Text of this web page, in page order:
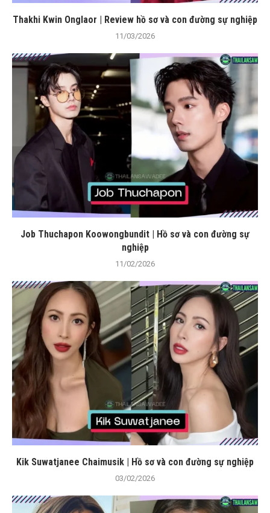
Thakhi Kwin Onglaor | Review hồ sơ và con đường sự nghiệp
11/03/2026
Job Thuchapon Koowongbundit | Hồ sơ và con đường sự
nghiệp
11/02/2026
Kik Suwatjanee Chaimusik | Hồ sơ và con đường sự nghiệp
03/02/2026